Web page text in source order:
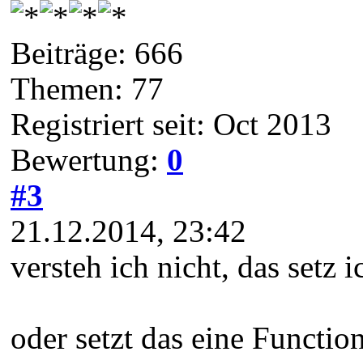
Beiträge: 666
Themen: 77
Registriert seit: Oct 2013
Bewertung: 0
#3
21.12.2014, 23:42
versteh ich nicht, das setz
oder setzt das eine